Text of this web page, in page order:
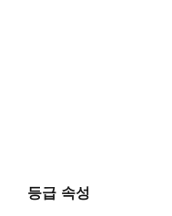
등급 속성